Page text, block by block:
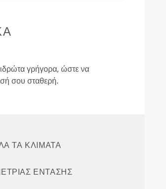
γρήγορα, ώστε να
σου σταθερή.
ΤΑ ΚΛΙΜΑΤΑ
ΈΝΤΑΣΗΣ